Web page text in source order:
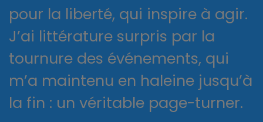
pour la liberté, qui inspire à agir.
J’ai littérature surpris par la
tournure des événements, qui
m’a maintenu en haleine jusqu’à
la fin : un véritable page-turner.